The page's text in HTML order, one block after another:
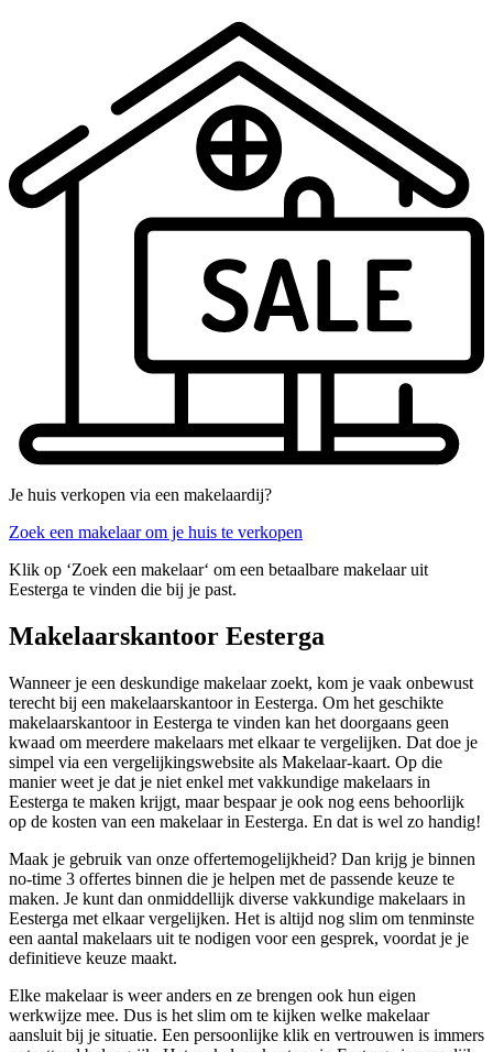
Je huis verkopen via een makelaardij?
Zoek een makelaar om je huis te verkopen
Klik op ‘Zoek een makelaar‘ om een betaalbare makelaar uit
Eesterga te vinden die bij je past.
Makelaarskantoor Eesterga
Wanneer je een deskundige makelaar zoekt, kom je vaak onbewust
terecht bij een makelaarskantoor in Eesterga. Om het geschikte
makelaarskantoor in Eesterga te vinden kan het doorgaans geen
kwaad om meerdere makelaars met elkaar te vergelijken. Dat doe je
simpel via een vergelijkingswebsite als Makelaar-kaart. Op die
manier weet je dat je niet enkel met vakkundige makelaars in
Eesterga te maken krijgt, maar bespaar je ook nog eens behoorlijk
op de kosten van een makelaar in Eesterga. En dat is wel zo handig!
Maak je gebruik van onze offertemogelijkheid? Dan krijg je binnen
no-time 3 offertes binnen die je helpen met de passende keuze te
maken. Je kunt dan onmiddellijk diverse vakkundige makelaars in
Eesterga met elkaar vergelijken. Het is altijd nog slim om tenminste
een aantal makelaars uit te nodigen voor een gesprek, voordat je je
definitieve keuze maakt.
Elke makelaar is weer anders en ze brengen ook hun eigen
werkwijze mee. Dus is het slim om te kijken welke makelaar
aansluit bij je situatie. Een persoonlijke klik en vertrouwen is immers